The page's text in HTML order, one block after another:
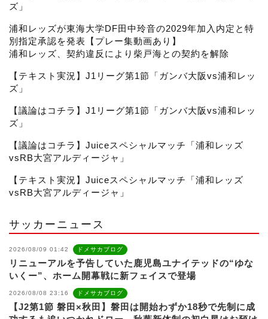
e
ズ」
浦和レッズが東海大学DF田中玲音の2029年加入内定と特
別指定承認を発表【プレー集動画あり】
浦和レッズ、契約違反により柴戸海との契約を解除
【テキスト実況】J1リーグ第1節「ガンバ大阪vs浦和レッ
ズ」
【議論はコチラ】J1リーグ第1節「ガンバ大阪vs浦和レッ
ズ」
【議論はコチラ】Juiceスペシャルマッチ「浦和レッズ
vsRB大宮アルディージャ」
【テキスト実況】Juiceスペシャルマッチ「浦和レッズ
vsRB大宮アルディージャ」
サッカーニュース
2026/08/09 01:42 ドメサカブログ
リニューアルを予告していた鹿児島ユナイテッドの“ゆな
いくー”、ホーム開幕戦に新フェイスで登場
2026/08/08 23:16 ドメサカブログ
【J2第1節 磐田×秋田】磐田は開始わずか18秒で先制に成